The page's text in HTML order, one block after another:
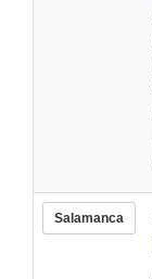
Salamanca